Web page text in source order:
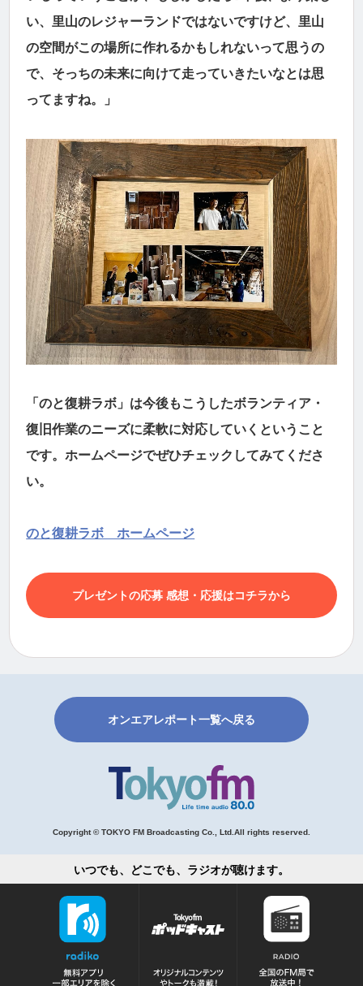
い、里山のレジャーランドではないですけど、里山
の空間がこの場所に作れるかもしれないって思うの
で、そっちの未来に向けて走っていきたいなとは思
ってますね。」
「のと復耕ラボ」は今後もこうしたボランティア・
復旧作業のニーズに柔軟に対応していくということ
です。ホームページでぜひチェックしてみてくださ
い。
のと復耕ラボ ホームページ
プレゼントの応募 感想・応援はコチラから
オンエアレポート一覧へ戻る
Copyright © TOKYO FM Broadcasting Co., Ltd.All rights reserved.
いつでも、どこでも、ラジオが聴けます。